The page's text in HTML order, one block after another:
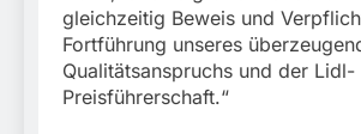
gleichzeitig Beweis und
Fortführung unseres
Qualitätsanspruchs und der Lidl-
Preisführerschaft.“